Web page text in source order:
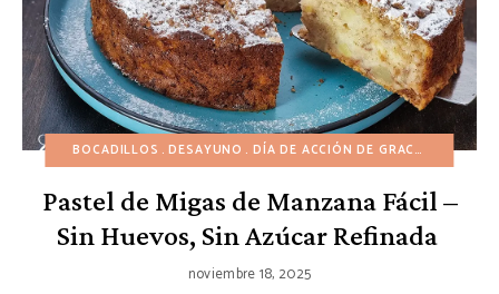
BOCADILLOS DESAYUNO DÍA DE ACCIÓN DE GRACIAS OTOÑO
Pastel de Migas de Manzana Fácil –
Sin Huevos, Sin Azúcar Refinada
noviembre 18, 2025